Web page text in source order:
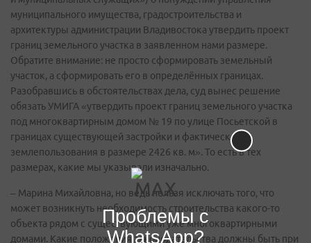
муниципального имущества, градостроительства и
архитектуры администрации Владивостока утвердить проект
границ земельного участка в заявленном нами размере.
Обратите внимание: не просто сформировать земельный
участок, а сформировать его в определённых границах.
Разобравшись в обстоятельствах дела, суд вынес решение
обязать УМИГА «утвердить проект границ земельного участка
под многоквартирным домом № 19 по улице Посьетской в
границах существующей застройки и фактического
землепользования в размере 2426 кв. м». То есть в тех
размерах, какие мы указывали изначально.
– Марина Михайловна, но ведь нельзя исключать того, что
может возникнуть необходимость строительства какого-то
объекта рядом с существующими уже многоквартирными
домами. Какие положения законодательства должны быть при
Проблемы с
WhatsApp?